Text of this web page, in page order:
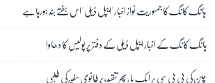
ہانگ کانگ کا جمہوریت نواز اخبار 'ایپل ڈیلی' اس ہفتے بند ہورہا ہے
ہانگ کانگ کے اخبار ایپل ڈیلی کے دفتر پر پولیس کا دھاوا
چین کی بی بی سی پر ایک بار پھر تنقید، برطانوی سفیر کی طلبی